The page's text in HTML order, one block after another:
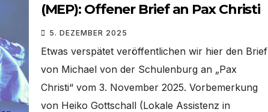
(MEP): Offener Brief an Pax Christi
5. DEZEMBER 2025
Etwas verspätet veröffentlichen wir hier den Brief
von Michael von der Schulenburg an „Pax
Christi“ vom 3. November 2025. Vorbemerkung
von Heiko Gottschall (Lokale Assistenz in